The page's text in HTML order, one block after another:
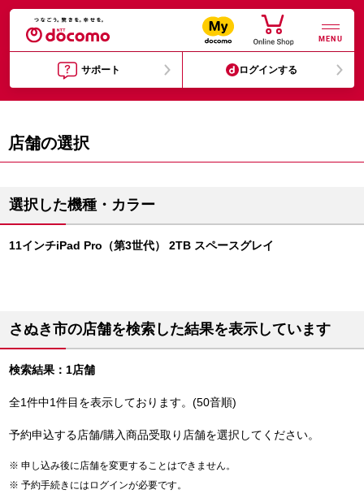
MENU
サポート ログインする
店舗の選択
選択した機種・カラー
11インチiPad Pro（第3世代） 2TB スペースグレイ
さぬき市の店舗を検索した結果を表示しています
検索結果：1店舗
全1件中1件目を表示しております。(50音順)
予約申込する店舗/購入商品受取り店舗を選択してください。
申し込み後に店舗を変更することはできません。
予約手続きにはログインが必要です。